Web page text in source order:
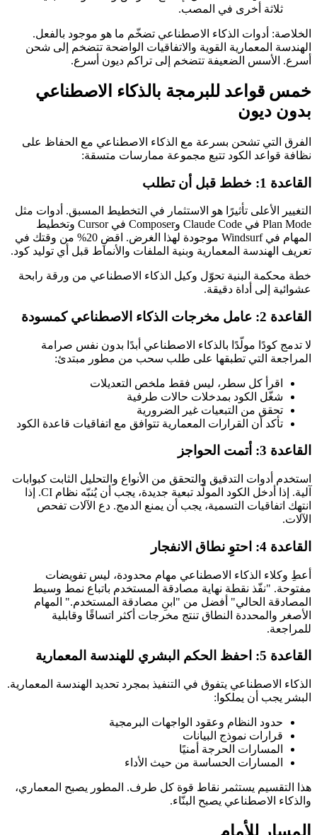
ثلاثة أخرى في المصب.
الخلاصة: أدوات الذكاء الاصطناعي تضخّم ما هو موجود بالفعل.
الهندسة المعمارية القوية والاتفاقيات الواضحة تتضخم إلى شحن
أسرع. الأسس الضعيفة تتضخم إلى تراكم ديون أسرع.
خمس قواعد للبرمجة بالذكاء الاصطناعي
بدون ديون
الفرق التي تشحن بسرعة مع الذكاء الاصطناعي مع الحفاظ على
نظافة قواعد الكود تتبع مجموعة ممارسات متسقة:
القاعدة 1: خطط قبل أن تطلب
التغيير الأعلى تأثيرًا هو الاستثمار في التخطيط المسبق. أدوات مثل
Plan Mode في Claude Code وComposer في Cursor وتخطيط
المهام في Windsurf موجودة لهذا الغرض. اقضِ 20% من وقتك في
تعريف الهندسة المعمارية وبنية الملفات والأنماط قبل أي توليد كود.
خطة محكمة البنية تحوّل وكيل الذكاء الاصطناعي من ورقة رابحة
عشوائية إلى أداة دقيقة.
القاعدة 2: عامل مخرجات الذكاء الاصطناعي كمسودة
لا تدمج كودًا مولّدًا بالذكاء الاصطناعي أبدًا بدون نفس صرامة
المراجعة التي تطبقها على طلب سحب من مطور مبتدئ:
اقرأ كل سطر، ليس فقط ملخص التعديلات
شغّل الكود بمدخلات حالات طرفية
تحقق من التبعيات غير الضرورية
تأكد أن القرارات المعمارية تتوافق مع اتفاقيات قاعدة الكود
القاعدة 3: أتمت الحواجز
استخدم أدوات التدقيق والتحقق من الأنواع والتحليل الثابت كبوابات
آلية. إذا أدخل الكود المولّد تبعية جديدة، يجب أن يُنبّه نظام CI. إذا
انتهك اتفاقيات التسمية، يجب أن يمنع الدمج. دع الآلات تفحص
الآلات.
القاعدة 4: احتوِ نطاق الانفجار
أعطِ وكلاء الذكاء الاصطناعي مهام محدودة، ليس تفويضات
مفتوحة. "نفّذ نقطة نهاية مصادقة المستخدم باتباع نمط وسيط
المصادقة الحالي" أفضل من "ابنِ مصادقة المستخدم." المهام
الأصغر والمحددة النطاق تنتج مخرجات أكثر اتساقًا وقابلية
للمراجعة.
القاعدة 5: احفظ الحكم البشري للهندسة المعمارية
الذكاء الاصطناعي يتفوق في التنفيذ بمجرد تحديد الهندسة المعمارية.
البشر يجب أن يملكوا:
حدود النظام وعقود الواجهات البرمجية
قرارات نموذج البيانات
المسارات الحرجة أمنيًا
المسارات الحساسة من حيث الأداء
هذا التقسيم يستثمر نقاط قوة كل طرف. المطور يصبح المعماري،
والذكاء الاصطناعي يصبح البنّاء.